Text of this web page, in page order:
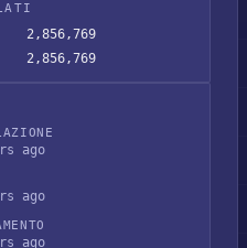
2,856,769
2,856,769
ago
ago
ago